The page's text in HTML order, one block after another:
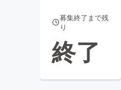
募集終了まで残
り
終了